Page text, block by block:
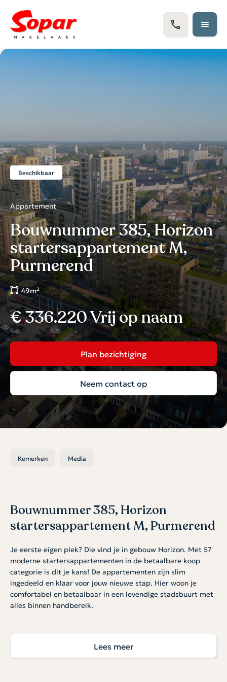
Beschikbaar
Appartement
Bouwnummer 385, Horizon
startersappartement M,
Purmerend
49m²
€ 336.220 Vrij op naam
Plan bezichtiging
Neem contact op
Kemerken Media
Bouwnummer 385, Horizon
startersappartement M, Purmerend
Je eerste eigen plek? Die vind je in gebouw Horizon. Met 57
moderne startersappartementen in de betaalbare koop
categorie is dit je kans! De appartementen zijn slim
ingedeeld en klaar voor jouw nieuwe stap. Hier woon je
comfortabel en betaalbaar in een levendige stadsbuurt met
alles binnen handbereik.
garage worden gekocht à € 30.000 v.o.n. Er is een beperkt
aantal plekken beschikbaar. Hiervoor geldt op=op.
Lees meer